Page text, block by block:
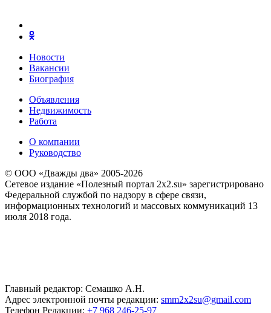
Новости
Вакансии
Биография
Объявления
Недвижимость
Работа
О компании
Руководство
© ООО «Дважды два» 2005-2026
Сетевое издание «Полезный портал 2x2.su» зарегистрировано
Федеральной службой по надзору в сфере связи,
информационных технологий и массовых коммуникаций 13
июля 2018 года.
Главный редактор: Семашко А.Н.
Адрес электронной почты редакции: smm2x2su@gmail.com
Телефон Редакции: +7 968 246-25-97